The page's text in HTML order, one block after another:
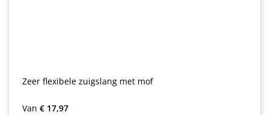
Zeer flexibele zuigslang met mof
Normale prijs:
Van € 17,97